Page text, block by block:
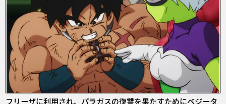
フリーザに利用され、パラガスの復讐を果たすためにベジータ